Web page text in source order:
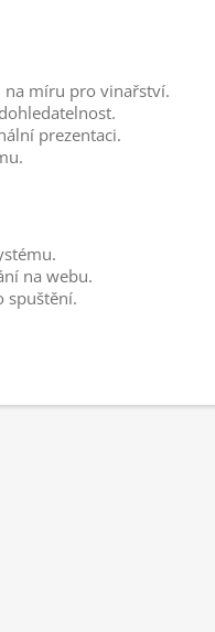
na míru pro vinařství.
prezentaci.
na webu.
spuštění.